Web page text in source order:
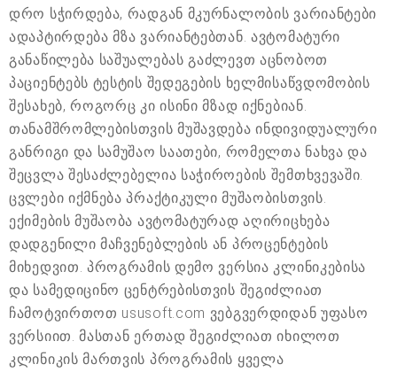
დრო სჭირდება, რადგან მკურნალობის ვარიანტები
ადაპტირდება მზა ვარიანტებთან. ავტომატური
განაწილება საშუალებას გაძლევთ აცნობოთ
პაციენტებს ტესტის შედეგების ხელმისაწვდომობის
შესახებ, როგორც კი ისინი მზად იქნებიან.
თანამშრომლებისთვის მუშავდება ინდივიდუალური
განრიგი და სამუშაო საათები, რომელთა ნახვა და
შეცვლა შესაძლებელია საჭიროების შემთხვევაში.
ცვლები იქმნება პრაქტიკული მუშაობისთვის.
ექიმების მუშაობა ავტომატურად აღირიცხება
დადგენილი მაჩვენებლების ან პროცენტების
მიხედვით. პროგრამის დემო ვერსია კლინიკებისა
და სამედიცინო ცენტრებისთვის შეგიძლიათ
ჩამოტვირთოთ ususoft.com ვებგვერდიდან უფასო
ვერსიით. მასთან ერთად შეგიძლიათ იხილოთ
კლინიკის მართვის პროგრამის ყველა